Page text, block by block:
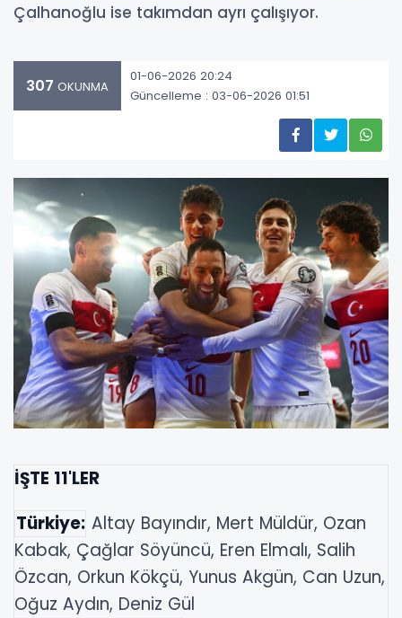
Çalhanoğlu ise takımdan ayrı çalışıyor.
307 OKUNMA
01-06-2026 20:24
Güncelleme : 03-06-2026 01:51
İŞTE 11'LER
Türkiye: Altay Bayındır, Mert Müldür, Ozan
Kabak, Çağlar Söyüncü, Eren Elmalı, Salih
Özcan, Orkun Kökçü, Yunus Akgün, Can Uzun,
Oğuz Aydın, Deniz Gül